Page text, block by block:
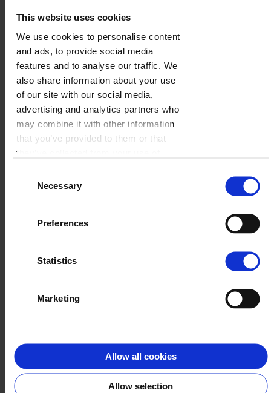
This website uses cookies
We use cookies to personalise content
and ads, to provide social media
features and to analyse our traffic. We
also share information about your use
of our site with our social media,
advertising and analytics partners who
may combine it with other information
that you’ve provided to them or that
they’ve collected from your use of
SelectionNecessary
Preferences
Statistics
Marketing
Allow all cookies
Allow selection
Zakochany Paryż
WYBIERZ
Yoga
WYBIERZ